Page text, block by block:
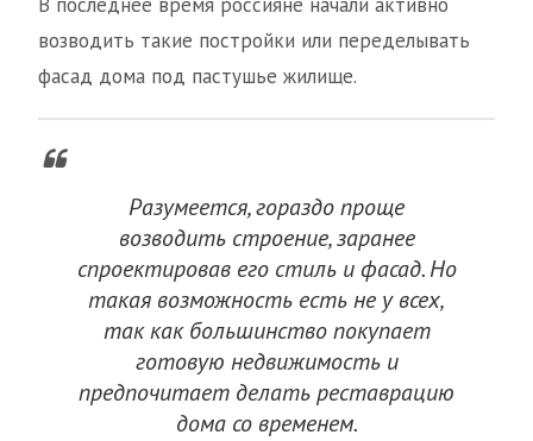
возводить такие постройки или переделывать
фасад дома под пастушье жилище.
Разумеется, гораздо проще
возводить строение, заранее
спроектировав его стиль и фасад. Но
такая возможность есть не у всех,
так как большинство покупает
готовую недвижимость и
предпочитает делать реставрацию
дома со временем.